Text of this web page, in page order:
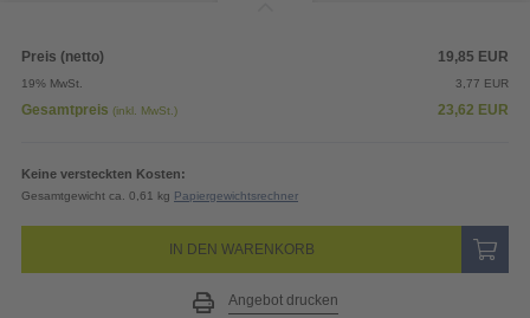
Preis (netto) 19,85 EUR
19% MwSt. 3,77 EUR
Gesamtpreis (inkl. MwSt.) 23,62 EUR
Keine versteckten Kosten:
Gesamtgewicht ca. 0,61 kg Papiergewichtsrechner
IN DEN WARENKORB
Angebot drucken